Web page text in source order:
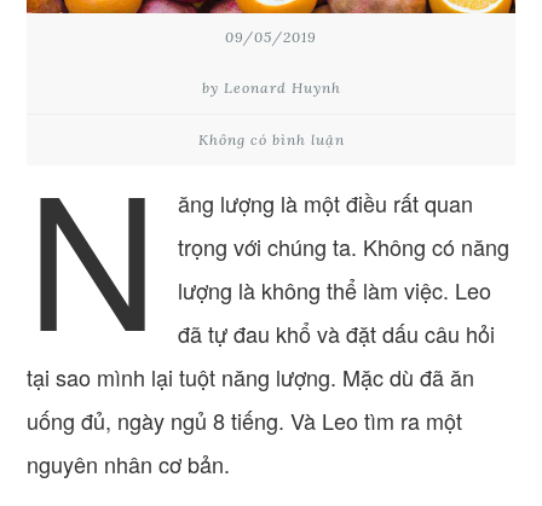
09/05/2019
by Leonard Huynh
Không có bình luận
N
ăng lượng là một điều rất quan
trọng với chúng ta. Không có năng
lượng là không thể làm việc. Leo
đã tự đau khổ và đặt dấu câu hỏi
tại sao mình lại tuột năng lượng. Mặc dù đã ăn
uống đủ, ngày ngủ 8 tiếng. Và Leo tìm ra một
nguyên nhân cơ bản.